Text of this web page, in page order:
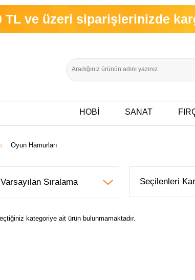
ve üzeri siparişlerinizde
HOBİ SANAT
Oyun Hamurları
Seçilenleri
kategoriye ait ürün bulunmamaktadır.